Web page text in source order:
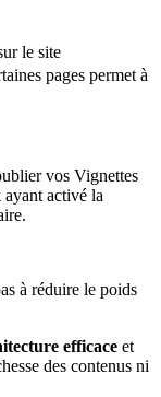
le site
pages permet à
vos Vignettes
ayant activé la
à réduire le poids
efficace et
des contenus ni